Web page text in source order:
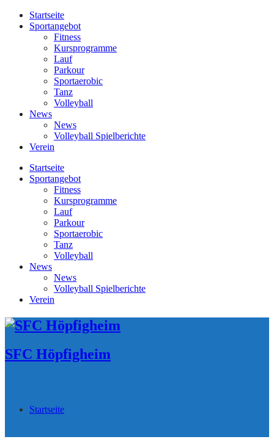
Startseite
Sportangebot
Fitness
Kursprogramme
Lauf
Parkour
Sportaerobic
Tanz
Volleyball
News
News
Volleyball Spielberichte
Verein
Startseite
Sportangebot
Fitness
Kursprogramme
Lauf
Parkour
Sportaerobic
Tanz
Volleyball
News
News
Volleyball Spielberichte
Verein
SFC Höpfigheim
Startseite